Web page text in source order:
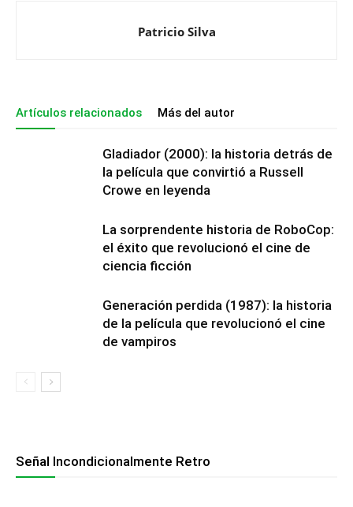
Patricio Silva
Artículos relacionados Más del autor
Gladiador (2000): la historia detrás de
la película que convirtió a Russell
Crowe en leyenda
La sorprendente historia de RoboCop:
el éxito que revolucionó el cine de
ciencia ficción
Generación perdida (1987): la historia
de la película que revolucionó el cine
de vampiros
Señal Incondicionalmente Retro